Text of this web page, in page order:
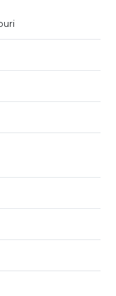
zona Dorobanți–
rapid către centrul
angajați, clienți
clinici, magazine –
complet.